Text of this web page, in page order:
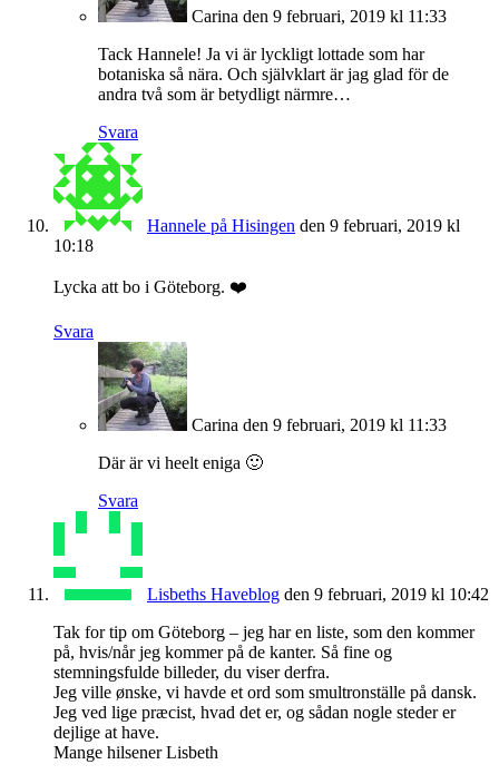
Carina den 9 februari, 2019 kl 11:33
Tack Hannele! Ja vi är lyckligt lottade som har
botaniska så nära. Och självklart är jag glad för de
andra två som är betydligt närmre…
Svara
Hannele på Hisingen den 9 februari, 2019 kl
10:18
Lycka att bo i Göteborg. ❤️
Svara
Carina den 9 februari, 2019 kl 11:33
Där är vi heelt eniga 🙂
Svara
Lisbeths Haveblog den 9 februari, 2019 kl 10:42
Tak for tip om Göteborg – jeg har en liste, som den kommer
på, hvis/når jeg kommer på de kanter. Så fine og
stemningsfulde billeder, du viser derfra.
Jeg ville ønske, vi havde et ord som smultronställe på dansk.
Jeg ved lige præcist, hvad det er, og sådan nogle steder er
dejlige at have.
Mange hilsener Lisbeth